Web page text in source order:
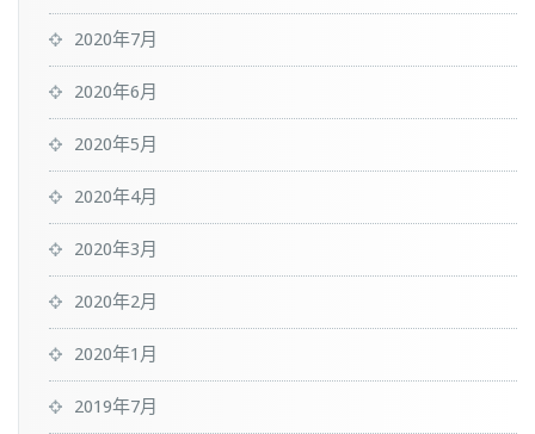
2020年7月
2020年6月
2020年5月
2020年4月
2020年3月
2020年2月
2020年1月
2019年7月